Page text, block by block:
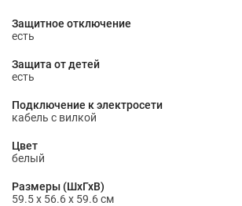
Защитное отключение
есть
Защита от детей
есть
Подключение к электросети
кабель с вилкой
Цвет
белый
Размеры (ШхГхВ)
59.5 х 56.6 х 59.6 см